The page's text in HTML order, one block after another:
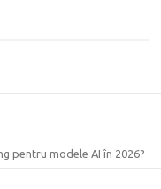
pentru modele AI în 2026?